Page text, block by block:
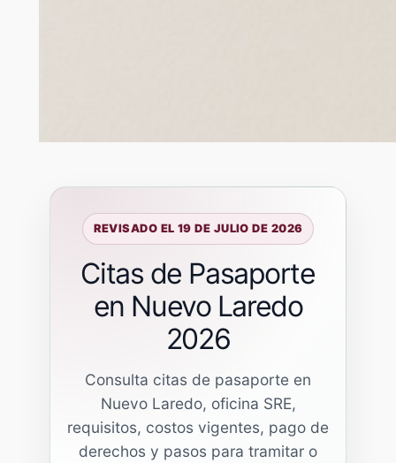
REVISADO EL 19 DE JULIO DE 2026
Citas de Pasaporte
en Nuevo Laredo
2026
Consulta citas de pasaporte en
Nuevo Laredo, oficina SRE,
requisitos, costos vigentes, pago de
derechos y pasos para tramitar o